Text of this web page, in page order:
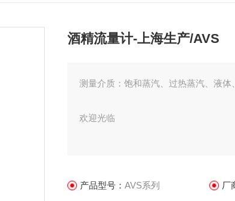
酒精流量计-上海生产/AVS
测量介质：饱和蒸汽、过热蒸汽、液体
欢迎光临
产品型号：AVS系列 厂